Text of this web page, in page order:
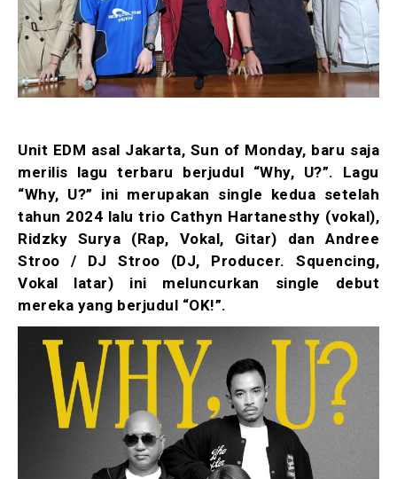
Unit EDM asal Jakarta, Sun of Monday, baru saja
merilis lagu terbaru berjudul “Why, U?”. Lagu
“Why, U?” ini merupakan single kedua setelah
tahun 2024 lalu trio Cathyn Hartanesthy (vokal),
Ridzky Surya (Rap, Vokal, Gitar) dan Andree
Stroo / DJ Stroo (DJ, Producer. Squencing,
Vokal latar) ini meluncurkan single debut
mereka yang berjudul “OK!”.